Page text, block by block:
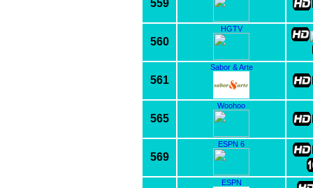
559
560
HGTV
561
Sabor & Arte
565
Woohoo
569
ESPN 6
ESPN